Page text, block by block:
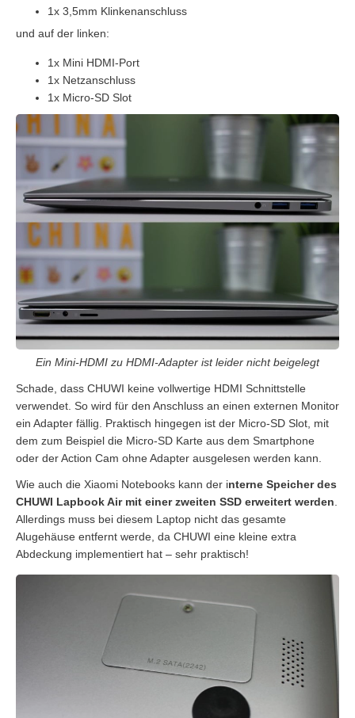
1x 3,5mm Klinkenanschluss
und auf der linken:
1x Mini HDMI-Port
1x Netzanschluss
1x Micro-SD Slot
Ein Mini-HDMI zu HDMI-Adapter ist leider nicht beigelegt
Schade, dass CHUWI keine vollwertige HDMI Schnittstelle
verwendet. So wird für den Anschluss an einen externen Monitor
ein Adapter fällig. Praktisch hingegen ist der Micro-SD Slot, mit
dem zum Beispiel die Micro-SD Karte aus dem Smartphone
oder der Action Cam ohne Adapter ausgelesen werden kann.
Wie auch die Xiaomi Notebooks kann der interne Speicher des
CHUWI Lapbook Air mit einer zweiten SSD erweitert werden.
Allerdings muss bei diesem Laptop nicht das gesamte
Alugehäuse entfernt werde, da CHUWI eine kleine extra
Abdeckung implementiert hat – sehr praktisch!